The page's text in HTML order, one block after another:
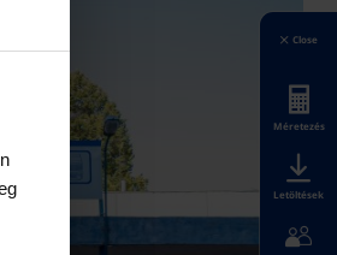
Close
Méretezés
Letöltések